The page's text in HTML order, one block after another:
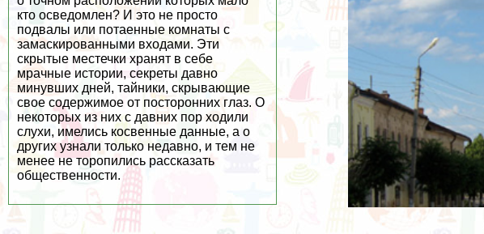
кто осведомлен? И это не просто
подвалы или потаенные комнаты с
замаскированными входами. Эти
скрытые местечки хранят в себе
мрачные истории, секреты давно
минувших дней, тайники, скрывающие
свое содержимое от посторонних глаз. О
некоторых из них с давних пор ходили
слухи, имелись косвенные данные, а о
других узнали только недавно, и тем не
менее не торопились рассказать
общественности.